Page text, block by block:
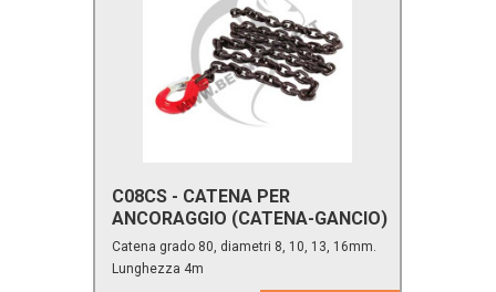
C08CS - CATENA PER
ANCORAGGIO (CATENA-GANCIO)
Catena grado 80, diametri 8, 10, 13, 16mm.
Lunghezza 4m